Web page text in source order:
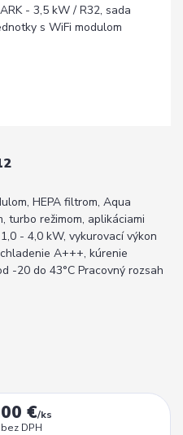
HEPA filtrom, Aqua
turbo režimom, aplikáciami
- 4,0 kW, vykurovací výkon
A+++, kúrenie
-20 do 43°C Pracovný rozsah
€/ks
bez DPH